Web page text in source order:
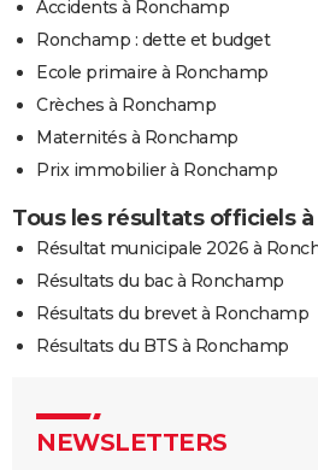
Accidents à Ronchamp
Ronchamp : dette et budget
Ecole primaire à Ronchamp
Crèches à Ronchamp
Maternités à Ronchamp
Prix immobilier à Ronchamp
Tous les résultats officiels
Résultat municipale 2026 à
Résultats du bac à Ronchamp
Résultats du brevet à Ronchamp
Résultats du BTS à Ronchamp
NEWSLETTERS